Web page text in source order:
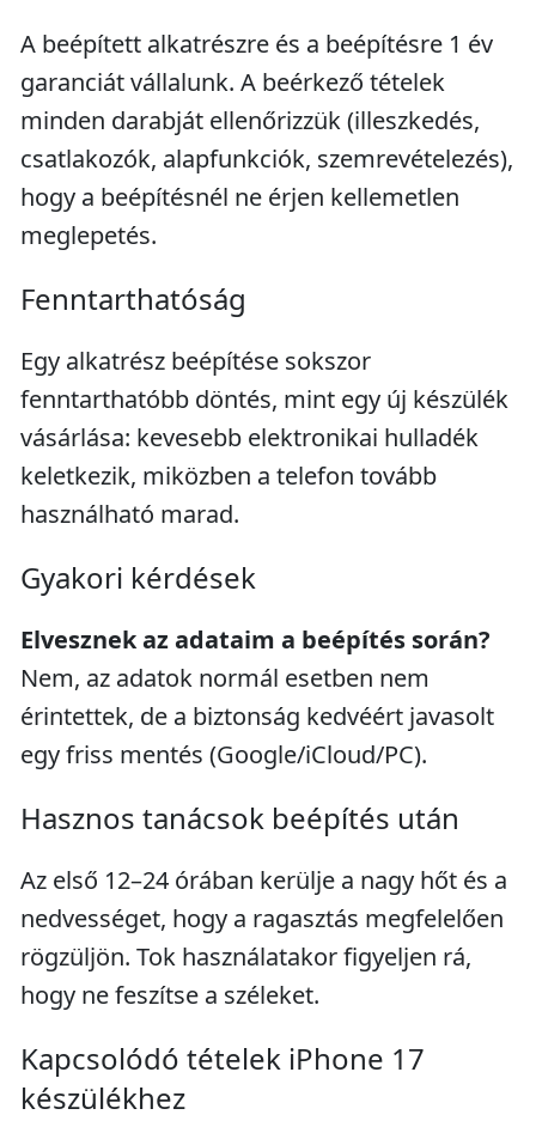
A beépített alkatrészre és a beépítésre 1 év
garanciát vállalunk. A beérkező tételek
minden darabját ellenőrizzük (illeszkedés,
csatlakozók, alapfunkciók, szemrevételezés),
hogy a beépítésnél ne érjen kellemetlen
meglepetés.
Fenntarthatóság
Egy alkatrész beépítése sokszor
fenntarthatóbb döntés, mint egy új készülék
vásárlása: kevesebb elektronikai hulladék
keletkezik, miközben a telefon tovább
használható marad.
Gyakori kérdések
Elvesznek az adataim a beépítés során?
Nem, az adatok normál esetben nem
érintettek, de a biztonság kedvéért javasolt
egy friss mentés (Google/iCloud/PC).
Hasznos tanácsok beépítés után
Az első 12–24 órában kerülje a nagy hőt és a
nedvességet, hogy a ragasztás megfelelően
rögzüljön. Tok használatakor figyeljen rá,
hogy ne feszítse a széleket.
Kapcsolódó tételek iPhone 17
készülékhez